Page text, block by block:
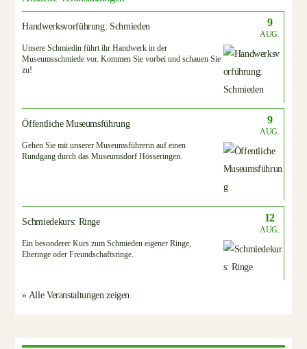
Handwerksvorführung: Schmieden 9
AUG.
Unsere Schmiedin führt ihr Handwerk in der
Museumsschmiede vor. Kommen Sie vorbei und schauen Sie
zu!
Öffentliche Museumsführung 9
AUG.
Gehen Sie mit unserer Museumsführerin auf einen
Rundgang durch das Museumsdorf Hösseringen.
Schmiedekurs: Ringe 12
AUG.
Ein besonderer Kurs zum Schmieden eigener Ringe,
Eheringe oder Freundschaftsringe.
» Alle Veranstaltungen zeigen